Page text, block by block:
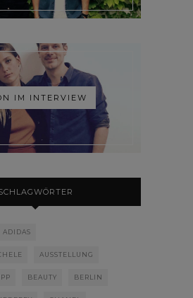
IM INTERVIEW
ADIDAS
AUSSTELLUNG
BEAUTY BERLIN